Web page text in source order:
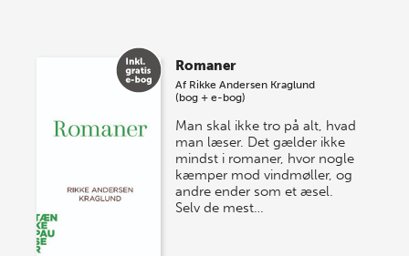
store sommer-lagersalg, så sæt kryds i kalenderen
onsdag den 10. j…
Romaner
Af Rikke Andersen Kraglund
(bog + e-bog)
Man skal ikke tro på alt, hvad
man læser. Det gælder ikke
mindst i romaner, hvor nogle
kæmper mod vindmøller, og
andre ender som et æsel.
Selv de mest…